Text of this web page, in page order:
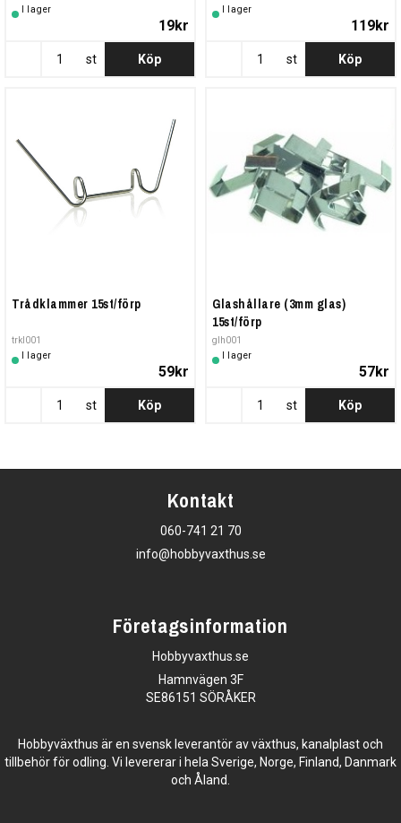
I lager
19kr
st Köp
I lager
119kr
st Köp
Trådklammer 15st/förp
trkl001
I lager
59kr
st Köp
Glashållare (3mm glas)
15st/förp
glh001
I lager
57kr
st Köp
Kontakt
060-741 21 70
info@hobbyvaxthus.se
Företagsinformation
Hobbyvaxthus.se
Hamnvägen 3F
SE86151 SÖRÅKER
Hobbyväxthus är en svensk leverantör av växthus, kanalplast och
tillbehör för odling. Vi levererar i hela Sverige, Norge, Finland, Danmark
och Åland.